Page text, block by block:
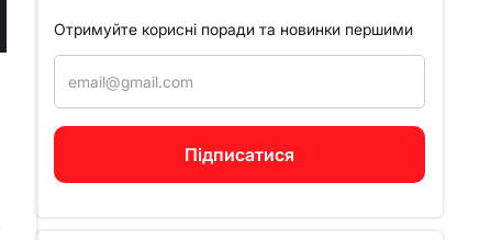
Отримуйте корисні поради та новинки першими